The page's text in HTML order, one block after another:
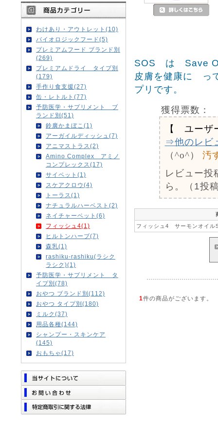
わけあり・アウトレット(10)
バイオロジックフード(5)
プレミアムフード ブランド別
(269)
プレミアムドライ タイプ別
(179)
手作り食支援(27)
缶・レトルト(77)
予防医学・サプリメント ブ
ランド別(51)
鈴廣かまぼこ(1)
アーガイルディッシュ(7)
アニマストラス(2)
Amino Complex アミノ
コンプレックス(17)
サイペット(1)
スケアクロウ(4)
トーラス(1)
ナチュラルハーベスト(2)
ネイチャーベット(6)
フィッシュ4(1)
ヒルトンハーブ(7)
森乳(1)
rashiku-rashiku(ラシク
ラシク)(1)
予防医学・サプリメント タ
イプ別(78)
おやつ ブランド別(112)
おやつ タイプ別(180)
ミルク(37)
用品各種(144)
シャンプー・スキンケア
(145)
おもちゃ(17)
SOS は Save
皮膚を健康に っ
プリです。
獲得票数：
【 ユーザ
⇒他のレビ
（^o^）
汚
レビュー投
ら。（1投
フィッシュ4 サーモンオイ
1 件の商品がございます。